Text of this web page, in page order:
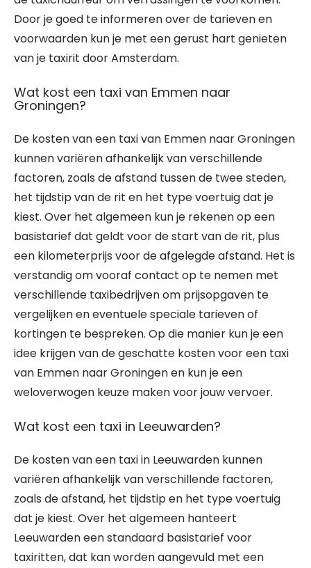
Door je goed te informeren over de tarieven en
voorwaarden kun je met een gerust hart genieten
van je taxirit door Amsterdam.
Wat kost een taxi van Emmen naar
Groningen?
De kosten van een taxi van Emmen naar Groningen
kunnen variëren afhankelijk van verschillende
factoren, zoals de afstand tussen de twee steden,
het tijdstip van de rit en het type voertuig dat je
kiest. Over het algemeen kun je rekenen op een
basistarief dat geldt voor de start van de rit, plus
een kilometerprijs voor de afgelegde afstand. Het is
verstandig om vooraf contact op te nemen met
verschillende taxibedrijven om prijsopgaven te
vergelijken en eventuele speciale tarieven of
kortingen te bespreken. Op die manier kun je een
idee krijgen van de geschatte kosten voor een taxi
van Emmen naar Groningen en kun je een
weloverwogen keuze maken voor jouw vervoer.
Wat kost een taxi in Leeuwarden?
De kosten van een taxi in Leeuwarden kunnen
variëren afhankelijk van verschillende factoren,
zoals de afstand, het tijdstip en het type voertuig
dat je kiest. Over het algemeen hanteert
Leeuwarden een standaard basistarief voor
taxiritten, dat kan worden aangevuld met een